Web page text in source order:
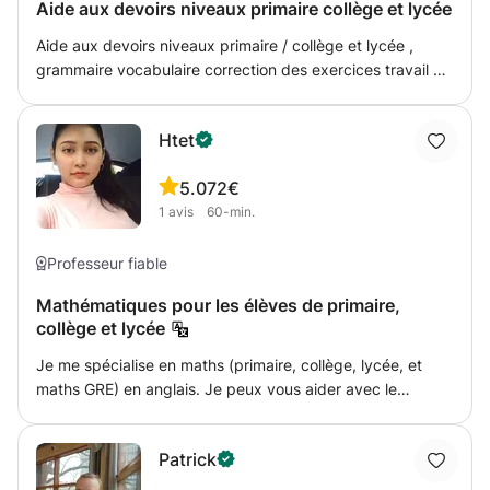
les enfants et les aider à comprendre la matière avec
patience. N’hésitez pas à me contacter en message privé
pour toute question ou pour plus d’informations. Au plaisir
Aide aux devoirs niveaux primaire collège et lycée
Aide aux devoirs niveaux primaire / collège et lycée ,
grammaire vocabulaire correction des exercices travail à
meilleur note
Htet
5.0
1 avis
72€
60-min.
Professeur fiable
Mathématiques pour les élèves de primaire,
collège et lycée
Je me spécialise en maths (primaire, collège, lycée, et
maths GRE) en anglais. Je peux vous aider avec le
pensée conceptuelle. Pour les maths GRE, nous pouvons
discuter sujet par sujet et pratiquer les anciennes
Patrick